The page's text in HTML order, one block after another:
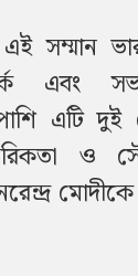
এই সম্মান
এবং
এটি
ও